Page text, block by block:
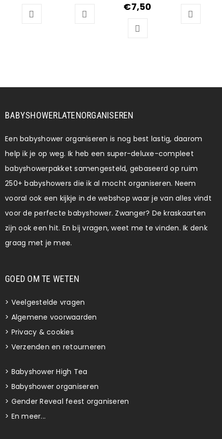
€7,50
BABYSHOWERLATENORGANISEREN
Een babyshower organiseren is nog best lastig, daarom
help ik je op weg. Ik heb een super-deluxe-compleet
babyshowerpakket samengesteld, gebaseerd op ruim
250+ babyshowers die ik al mocht organiseren. Neem
vooral ook een kijkje in de webshop waar je van alles vindt
voor de perfecte babyshower. Zwanger? De kraskaarten
zijn ook een hit. En bij vragen, weet me te vinden. Ik denk
graag met je mee.
GOED OM TE WETEN
> Veelgestelde vragen
> Algemene voorwaarden
> Privacy & cookies
> Verzenden en retourneren
> Babyshower High Tea
> Babyshower organiseren
> Gender Reveal feest organiseren
> En meer...